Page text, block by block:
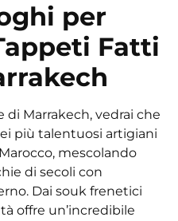
per
Fatti
Marrakech, vedrai che
più talentuosi artigiani
mescolando
di secoli con
Dai souk frenetici
offre un’incredibile